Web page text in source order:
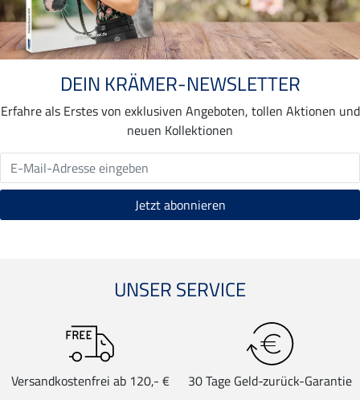
DEIN KRÄMER-NEWSLETTER
Erfahre als Erstes von exklusiven Angeboten, tollen Aktionen und
neuen Kollektionen
UNSER SERVICE
Versandkostenfrei ab 120,- € 30 Tage Geld-zurück-Garantie